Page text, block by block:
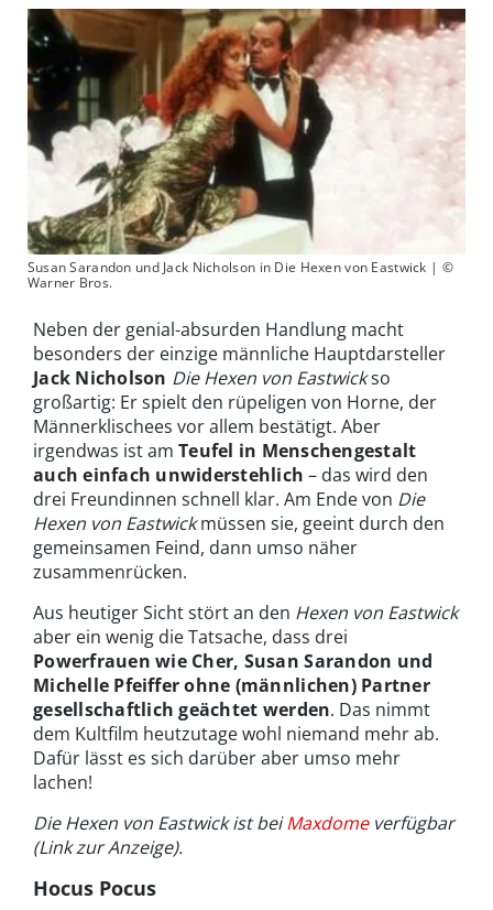
Susan Sarandon und Jack Nicholson in Die Hexen von Eastwick | ©
Warner Bros.
Neben der genial-absurden Handlung macht
besonders der einzige männliche Hauptdarsteller
Jack Nicholson Die Hexen von Eastwickso
großartig: Er spielt den rüpeligen von Horne, der
Männerklischees vor allem bestätigt. Aber
irgendwas ist am Teufel in Menschengestalt
auch einfach unwiderstehlich – das wird den
drei Freundinnen schnell klar. Am Ende von Die
Hexen von Eastwickmüssen sie, geeint durch den
gemeinsamen Feind, dann umso näher
zusammenrücken.
Aus heutiger Sicht stört an den Hexen von Eastwick
aber ein wenig die Tatsache, dass drei
Powerfrauen wie Cher, Susan Sarandon und
Michelle Pfeiffer ohne (männlichen) Partner
gesellschaftlich geächtet werden. Das nimmt
dem Kultfilm heutzutage wohl niemand mehr ab.
Dafür lässt es sich darüber aber umso mehr
lachen!
Die Hexen von Eastwick ist beiMaxdomeverfügbar
(Link zur Anzeige).
Hocus Pocus